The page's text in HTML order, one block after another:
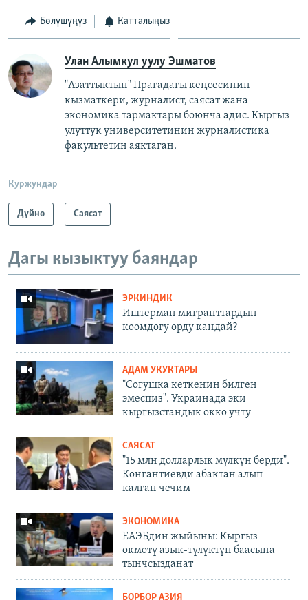
Бөлүшүңүз Катталыңыз
Улан Алымкул уулу Эшматов
"Азаттыктын" Прагадагы кеңсесинин
кызматкери, журналист, саясат жана
экономика тармактары боюнча адис. Кыргыз
улуттук университетинин журналистика
факультетин аяктаган.
Куржундар
Дүйнө Саясат
Дагы кызыктуу баяндар
ЭРКИНДИК
Иштерман мигранттардын
коомдогу орду кандай?
АДАМ УКУКТАРЫ
"Согушка кеткенин билген
эмеспиз". Украинада эки
кыргызстандык окко учту
САЯСАТ
"15 млн долларлык мүлкүн берди".
Конгантиевди абактан алып
калган чечим
ЭКОНОМИКА
ЕАЭБдин жыйыны: Кыргыз
өкмөтү азык-түлүктүн баасына
тынчсызданат
БОРБОР АЗИЯ